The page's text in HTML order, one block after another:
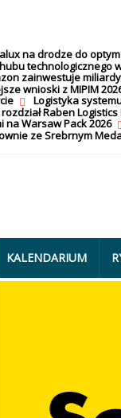
na drodze do
technologicznego
zainwestuje
wnioski z MIPIM
Logistyka
Raben
na Warsaw Pack 2026
ze Srebrnym
KALENDARIUM